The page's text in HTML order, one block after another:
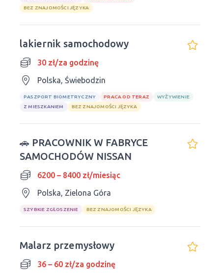
BEZ ZNAJOMOŚCI JĘZYKA
lakiernik samochodowy
30 zł/za godzinę
Polska, Świebodzin
PASZPORT BIOMETRYCZNY PRACA OD TERAZ
WYŻYWIENIE
Z MIESZKANIEM
BEZ ZNAJOMOŚCI JĘZYKA
🚗 PRACOWNIK W FABRYCE
SAMOCHODÓW NISSAN
6200 – 8400 zł/miesiąc
Polska, Zielona Góra
SZYBKIE ZGŁOSZENIE BEZ ZNAJOMOŚCI JĘZYKA
Malarz przemysłowy
36 – 60 zł/za godzinę